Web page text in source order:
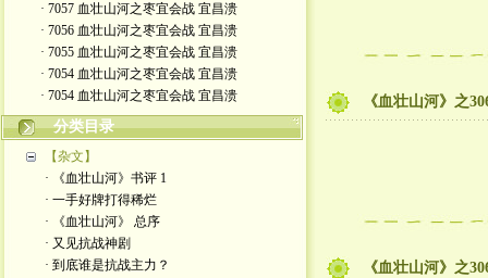
· 7057 血壮山河之枣宜会战 宜昌溃
· 7056 血壮山河之枣宜会战 宜昌溃
· 7055 血壮山河之枣宜会战 宜昌溃
· 7054 血壮山河之枣宜会战 宜昌溃
· 7054 血壮山河之枣宜会战 宜昌溃
分类目录
【杂文】
· 《血壮山河》书评 1
· 一手好牌打得稀烂
· 《血壮山河》 总序
· 又见抗战神剧
· 到底谁是抗战主力？
《血壮山河》之
《血壮山河》之